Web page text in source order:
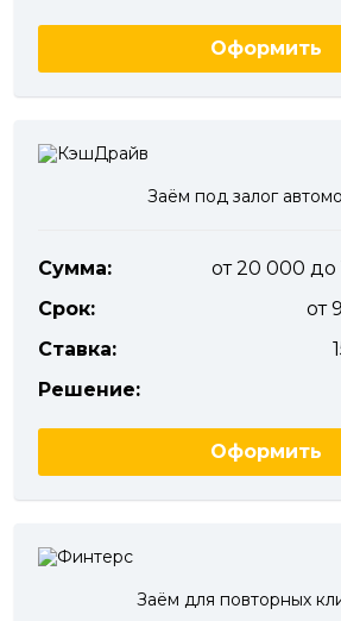
Оформить
Заём под залог
Сумма:
от 20 000 до
Срок:
от
Ставка:
Решение:
Оформить
Заём для повторных